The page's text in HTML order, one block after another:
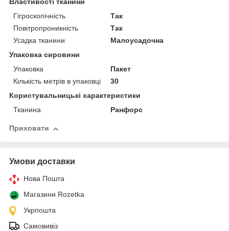
Властивості тканини
Гігроскопічність
Так
Повітропроникність
Так
Усадка тканини
Малоусадочна
Упаковка сировини
Упаковка
Пакет
Кількість метрів в упаковці
30
Користувальницькі характеристики
Тканина
Ранфорс
Приховати
Умови доставки
Нова Пошта
Магазини Rozetka
Укрпошта
Самовивіз